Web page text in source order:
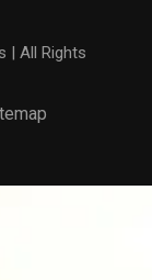
| All Rights